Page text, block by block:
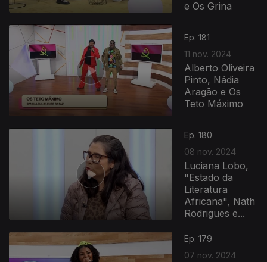
e Os Grina
Ep. 181
11 nov. 2024
Alberto Oliveira
Pinto, Nádia
Aragão e Os
Teto Máximo
Ep. 180
08 nov. 2024
Luciana Lobo,
"Estado da
Literatura
Africana", Nath
Rodrigues e...
Ep. 179
07 nov. 2024